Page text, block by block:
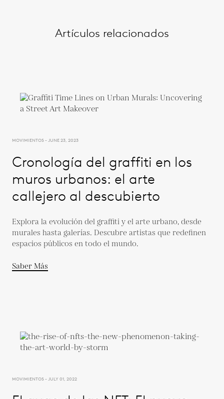
Artículos relacionados
MOVIMIENTOS - JUNE 23, 2023
Cronología del graffiti en los
muros urbanos: el arte
callejero al descubierto
Explora la evolución del graffiti y el arte urbano, desde
murales hasta galerías. Descubre artistas que redefinen
espacios públicos en todo el mundo.
Saber Más
MOVIMIENTOS - JULY 01, 2022